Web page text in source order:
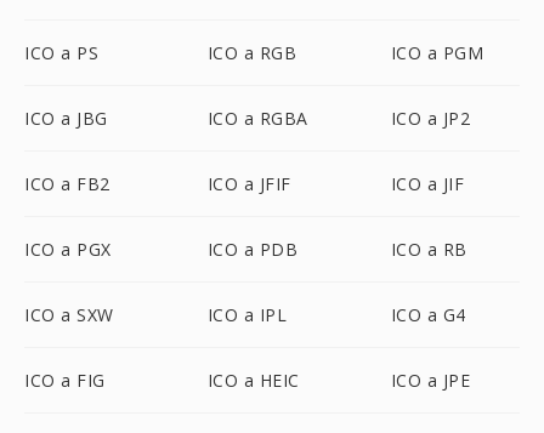
ICO a PS ICO a RGB ICO a PGM
ICO a JBG ICO a RGBA ICO a JP2
ICO a FB2 ICO a JFIF ICO a JIF
ICO a PGX ICO a PDB ICO a RB
ICO a SXW ICO a IPL ICO a G4
ICO a FIG ICO a HEIC ICO a JPE